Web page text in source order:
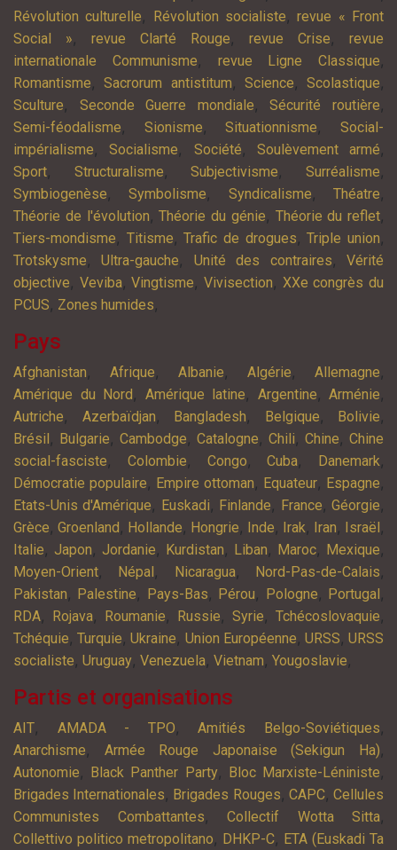
Révolution culturelle, Révolution socialiste,revue « Front
Social », revue Clarté Rouge, revue Crise, revue
internationale Communisme, revue Ligne Classique,
Romantisme,Sacrorum antistitum, Science, Scolastique,
Sculture, Seconde Guerre mondiale,Sécurité routière,
Semi-féodalisme, Sionisme,Situationnisme,Social-
impérialisme,Socialisme, Société, Soulèvement armé,
Sport, Structuralisme,Subjectivisme,Surréalisme,
Symbiogenèse,Symbolisme, Syndicalisme,Théatre,
Théorie de l'évolution,Théorie du génie, Théorie du reflet,
Tiers-mondisme, Titisme,Trafic de drogues,Triple union,
Trotskysme,Ultra-gauche, Unité des contraires,Vérité
objective, Veviba,Vingtisme,Vivisection, XXe congrès du
PCUS, Zones humides,
Pays
Afghanistan, Afrique, Albanie, Algérie, Allemagne,
Amérique du Nord , Amérique latine, Argentine, Arménie,
Autriche, Azerbaïdjan, Bangladesh, Belgique, Bolivie,
Brésil , Bulgarie, Cambodge, Catalogne, Chili, Chine, Chine
social-fasciste, Colombie, Congo,Cuba, Danemark,
Démocratie populaire, Empire ottoman, Equateur, Espagne,
Etats-Unis d'Amérique, Euskadi, Finlande, France,Géorgie,
Grèce, Groenland , Hollande, Hongrie, Inde, Irak, Iran, Israël ,
Italie, Japon, Jordanie, Kurdistan, Liban, Maroc, Mexique,
Moyen-Orient, Népal , Nicaragua, Nord-Pas-de-Calais,
Pakistan, Palestine, Pays-Bas, Pérou, Pologne, Portugal ,
RDA, Rojava, Roumanie, Russie, Syrie, Tchécoslovaquie,
Tchéquie,Turquie,Ukraine, Union Européenne, URSS,URSS
socialiste, Uruguay, Venezuela, Vietnam, Yougoslavie,
Partis et organisations
AIT, AMADA - TPO,Amitiés Belgo-Soviétiques,
Anarchisme, Armée Rouge Japonaise (Sekigun Ha),
Autonomie, Black Panther Party, Bloc Marxiste-Léniniste,
Brigades Internationales, Brigades Rouges, CAPC,Cellules
Communistes Combattantes, Collectif Wotta Sitta,
Collettivo politico metropolitano, DHKP-C, ETA (Euskadi Ta